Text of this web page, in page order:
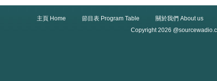
主頁 Home 節目表 Program Table
關於我們 About us
Copyright 2026